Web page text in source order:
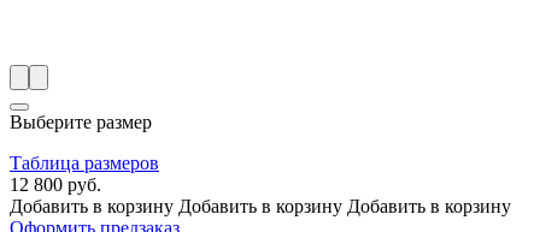
Выберите размер
Таблица размеров
12 800 руб.
Добавить в корзину Добавить в корзину Добавить в корзину
Оформить предзаказ